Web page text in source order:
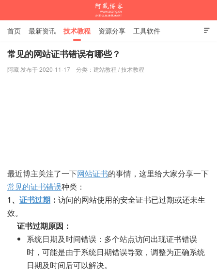

首页 最新资讯 技术教程 资源分享 工具软件
杂谈随笔
常见的网站证书错误有哪些？
阿藏 发布于 2020-11-17 分类： 建站教程 /技术教程
最近博主关注了一下网站证书的事情，这里给大家分享一下
常见的证书错误种类：
1、 证书过期 ： 访问的网站使用的安全证书已过期或还未生
效。
证书过期原因：
系统日期及时间错误：多个站点访问出现证书错误
时，可能是由于系统日期错误导致，调整为正确系统
日期及时间后可以解决。